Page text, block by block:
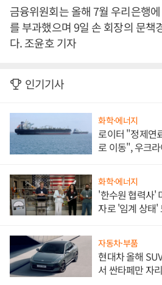
금융위원회는 올해 7월 우리은행
를 부과했으며 9일 손 회장의 문책
다. 조윤호 기자
인기기사
화학·에너지
로이터 "정제연
로 이동", 우크
화학·에너지
'한수원 협력사'
자로 '임계 상태'
자동차·부품
현대차 올해
서 싼타페만 자